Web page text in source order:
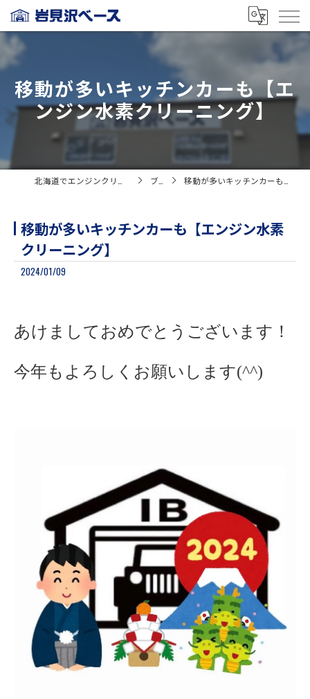
移動が多いキッチンカーも【エ
ンジン水素クリーニング】
ブログ 移動が多いキッチンカーも【エンジン水素クリーニング】
移動が多いキッチンカーも【エンジン水素
クリーニング】
2024/01/09
あけましておめでとうございます！
今年もよろしくお願いします(^^)